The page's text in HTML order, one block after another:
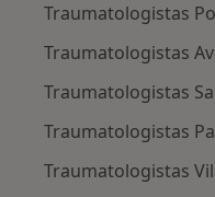
Traumatologistas
Traumatologistas
Traumatologistas
Traumatologistas
Traumatologistas